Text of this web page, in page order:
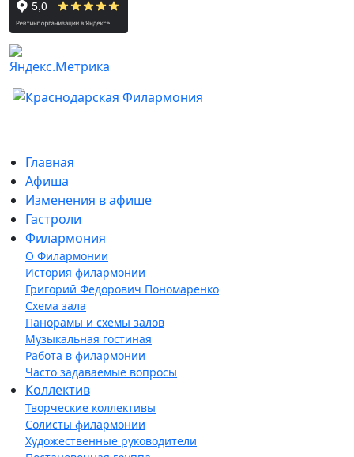
Главная
Афиша
Изменения в афише
Гастроли
Филармония
О Филармонии
История филармонии
Григорий Федорович Пономаренко
Схема зала
Панорамы и схемы залов
Музыкальная гостиная
Работа в филармонии
Часто задаваемые вопросы
Коллектив
Творческие коллективы
Солисты филармонии
Художественные руководители